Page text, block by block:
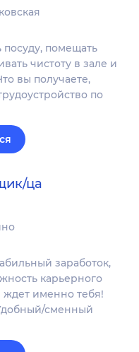
посуду, помещать
чистоту в зале и
вы получаете,
по
ца
заработок,
карьерного
именно тебя!
сменный